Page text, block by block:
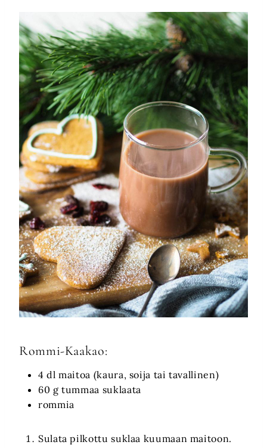
Rommi-Kaakao:
4 dl maitoa (kaura, soija tai tavallinen)
60 g tummaa suklaata
rommia
Sulata pilkottu suklaa kuumaan maitoon.